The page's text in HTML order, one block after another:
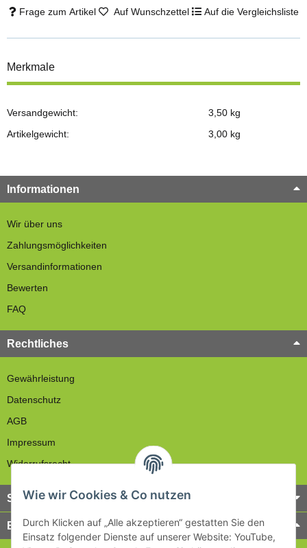
Frage zum Artikel Auf Wunschzettel Auf die Vergleichsliste
Merkmale
Versandgewicht:
3,50 kg
Artikelgewicht:
3,00 kg
Informationen
Wir über uns
Zahlungsmöglichkeiten
Versandinformationen
Bewerten
FAQ
Rechtliches
Gewährleistung
Datenschutz
AGB
Impressum
Widerrufsrecht
Service
Bezahlung & Versand
Wie wir Cookies & Co nutzen
Durch Klicken auf „Alle akzeptieren“ gestatten Sie den
Einsatz folgender Dienste auf unserer Website: YouTube,